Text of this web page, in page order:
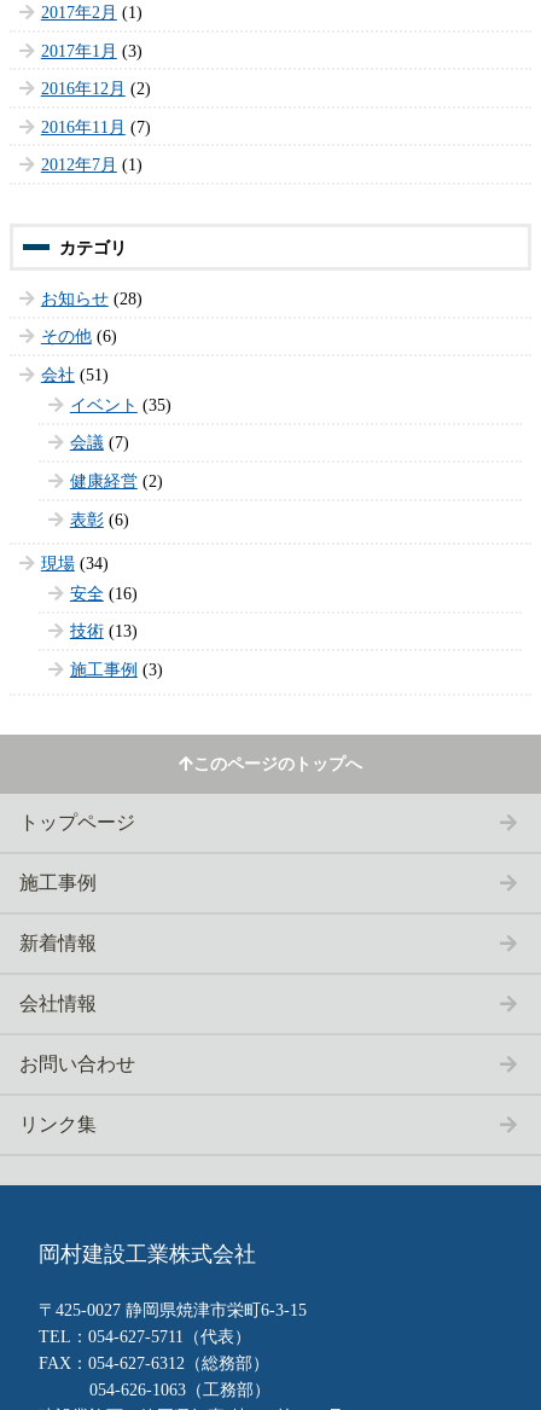
2017年2月 (1)
2017年1月 (3)
2016年12月 (2)
2016年11月 (7)
2012年7月 (1)
お知らせ(28)
その他(6)
会社 (51)
イベント (35)
会議(7)
健康経営(2)
表彰(6)
現場(34)
安全(16)
技術(13)
施工事例 (3)
トップページ
施工事例
新着情報
会社情報
お問い合わせ
リンク集
〒425-0027 静岡県焼津市栄町6-3-15
TEL：054-627-5711（代表）
FAX：054-627-6312（総務部）
054-626-1063（工務部）